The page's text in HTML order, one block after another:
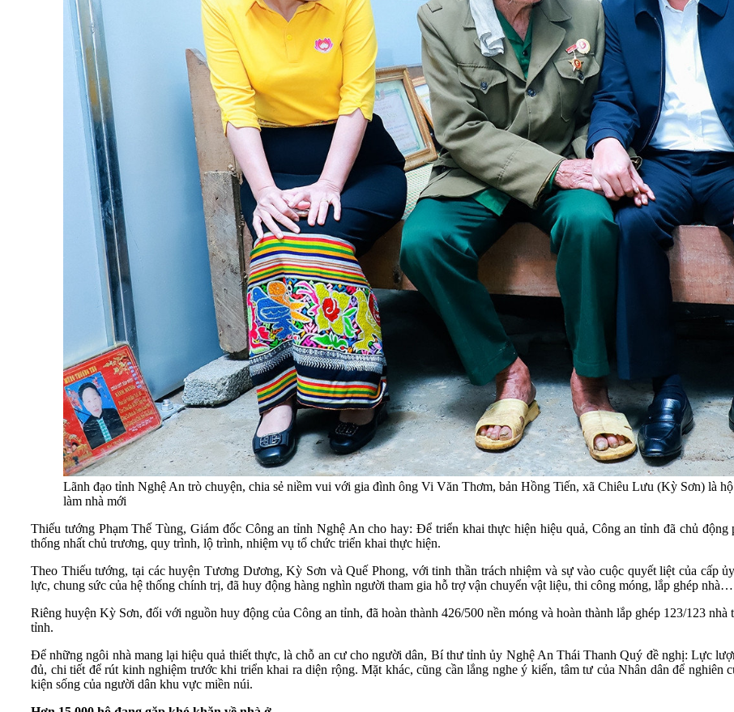
Lãnh đạo tỉnh Nghệ An trò chuyện, chia sẻ niềm vui với gia đình ông Vi Văn Thơm, bản Hồng Tiến, xã Chiêu Lưu (Kỳ Sơn) là
làm nhà mới
Thiếu tướng Phạm Thế Tùng, Giám đốc Công an tỉnh Nghệ An cho hay: Để triển khai thực hiện hiệu quả, Công an tỉnh đã chủ
thống nhất chủ trương, quy trình, lộ trình, nhiệm vụ tổ chức triển khai thực hiện.
Theo Thiếu tướng, tại các huyện Tương Dương, Kỳ Sơn và Quế Phong, với tinh thần trách nhiệm và sự vào cuộc quyết liệt của cấp
lực, chung sức của hệ thống chính trị, đã huy động hàng nghìn người tham gia hỗ trợ vận chuyển vật liệu, thi công móng, lắp ghép
Riêng huyện Kỳ Sơn, đối với nguồn huy động của Công an tỉnh, đã hoàn thành 426/500 nền móng và hoàn thành lắp ghép 123/123
tỉnh.
Để những ngôi nhà mang lại hiệu quả thiết thực, là chỗ an cư cho người dân, Bí thư tỉnh ủy Nghệ An Thái Thanh Quý đề nghị: Lực
đủ, chi tiết để rút kinh nghiệm trước khi triển khai ra diện rộng. Mặt khác, cũng cần lắng nghe ý kiến, tâm tư của Nhân dân để nghiên
kiện sống của người dân khu vực miền núi.